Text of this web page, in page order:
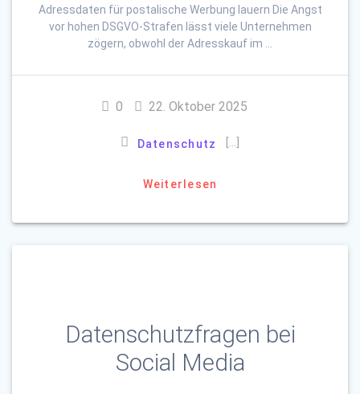
Adressdaten für postalische Werbung lauern Die Angst
vor hohen DSGVO-Strafen lässt viele Unternehmen
zögern, obwohl der Adresskauf im …
0 22. Oktober 2025
Datenschutz […]
Weiterlesen
Datenschutzfragen bei
Social Media